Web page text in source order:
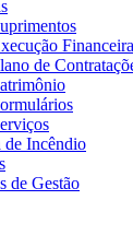
Financeira
de
de Incêndio
de Gestão